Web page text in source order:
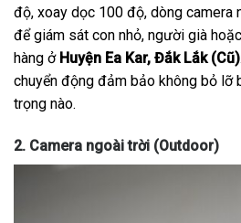
độ, xoay dọc 100 độ, dòng camera
để giám sát con nhỏ, người già
hàng ở Huyện Ea Kar, Đắk Lắk (Cũ)
chuyển động đảm bảo không bỏ lỡ
trọng nào.
2. Camera ngoài trời (Outdoor)